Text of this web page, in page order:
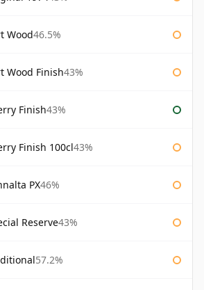
Wood46.5%
Wood Finish43%
Finish43%
Finish 100cl43%
PX46%
Reserve43%
57.2%